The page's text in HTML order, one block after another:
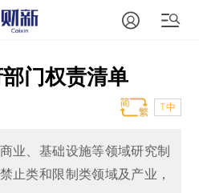
门权责清单
T中
业、基础设施等领域研究制
止类和限制类领域及产业，